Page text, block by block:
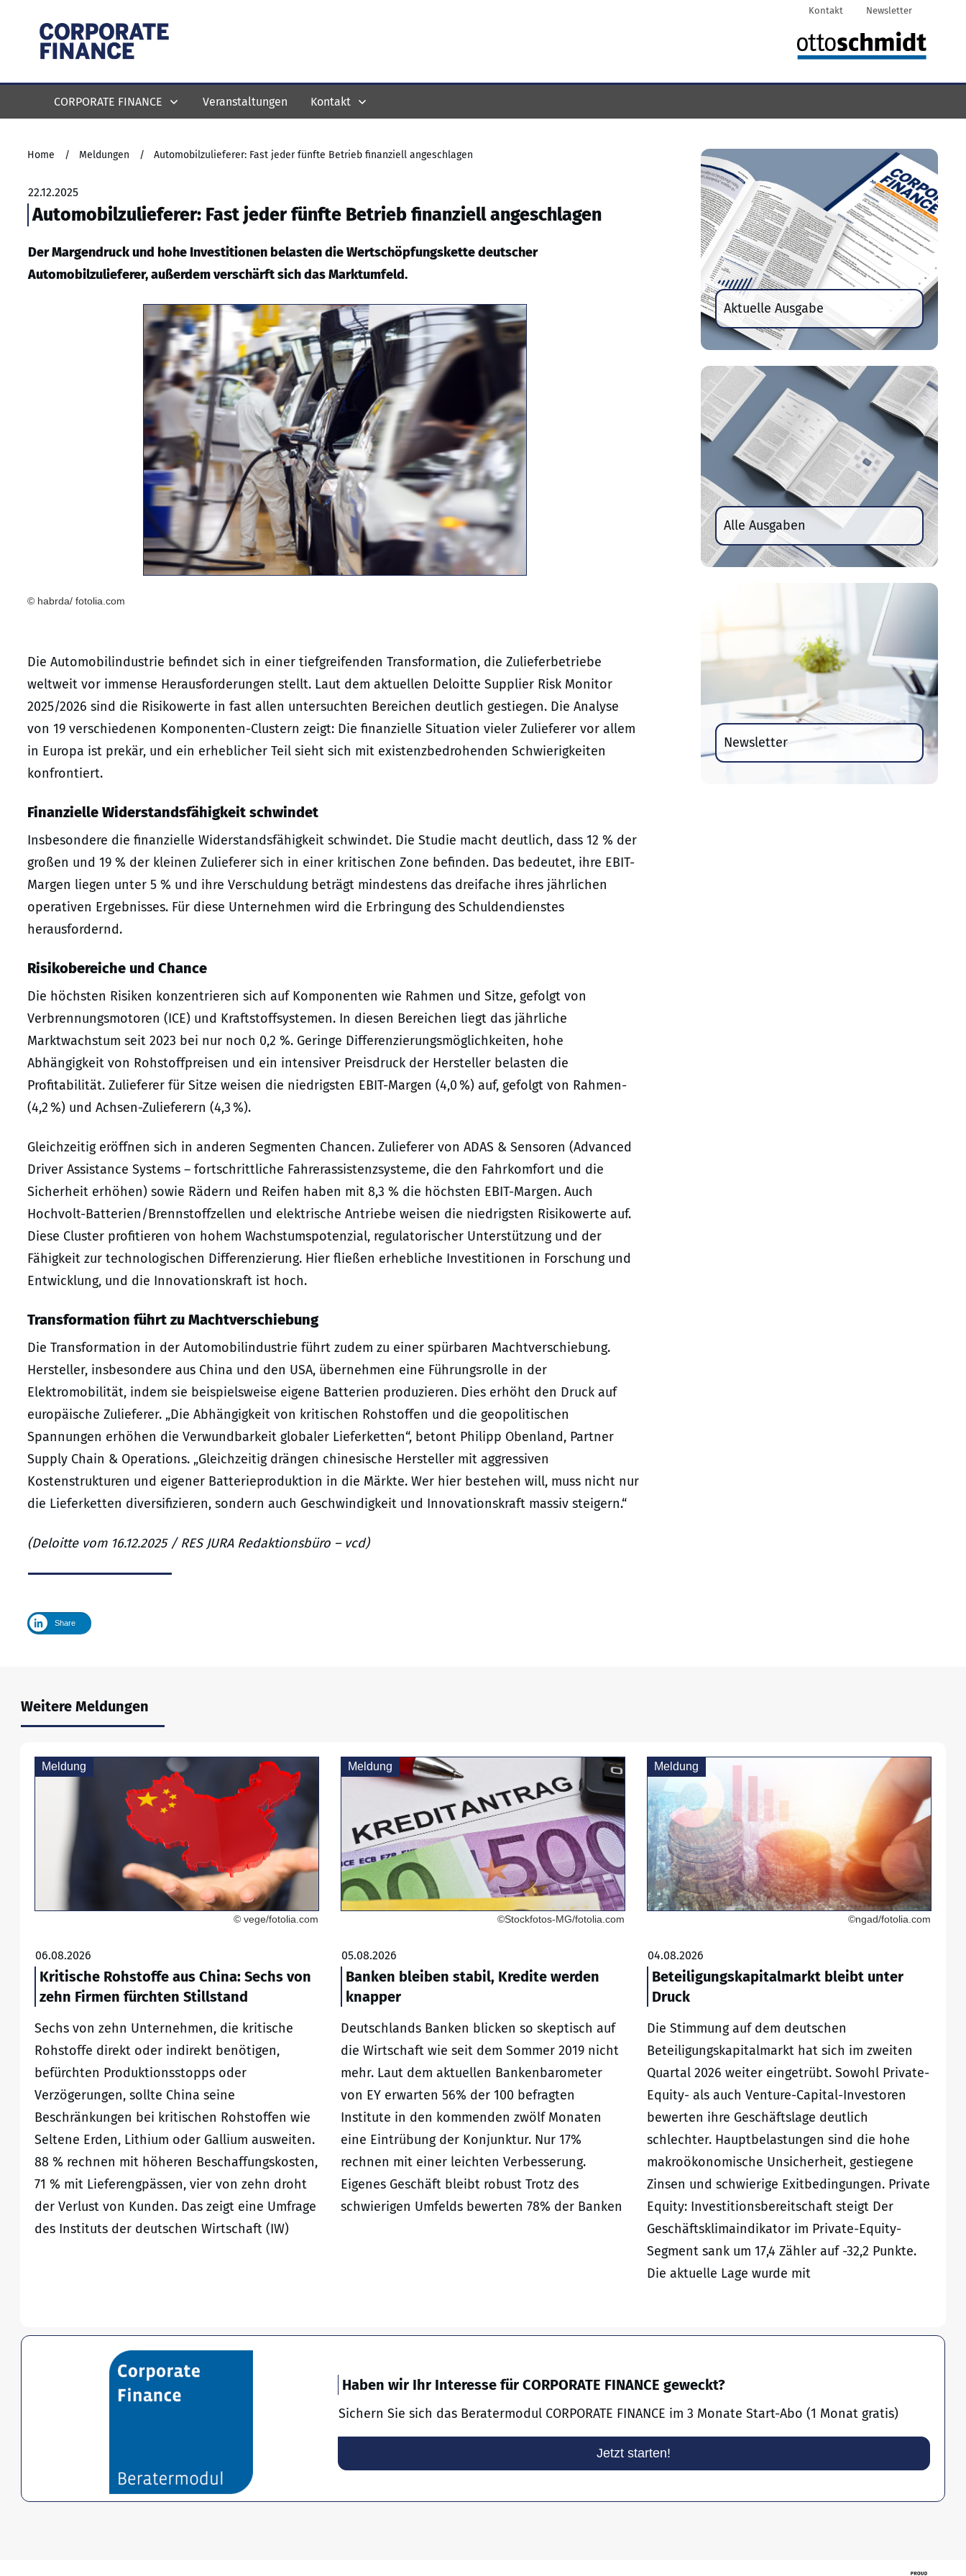
Kontakt Newsletter
CORPORATE FINANCE Veranstaltungen Kontakt
Home / Meldungen / Automobilzulieferer: Fast jeder fünfte Betrieb finanziell angeschlagen
22.12.2025
Automobilzulieferer: Fast jeder fünfte Betrieb finanziell angeschlagen
Der Margendruck und hohe Investitionen belasten die Wertschöpfungskette deutscher
Automobilzulieferer, außerdem verschärft sich das Marktumfeld.
© habrda/ fotolia.com
Die Automobilindustrie befindet sich in einer tiefgreifenden Transformation, die Zulieferbetriebe
weltweit vor immense Herausforderungen stellt. Laut dem aktuellen Deloitte Supplier Risk Monitor
2025/2026 sind die Risikowerte in fast allen untersuchten Bereichen deutlich gestiegen. Die Analyse
von 19 verschiedenen Komponenten-Clustern zeigt: Die finanzielle Situation vieler Zulieferer vor allem
in Europa ist prekär, und ein erheblicher Teil sieht sich mit existenzbedrohenden Schwierigkeiten
konfrontiert.
Finanzielle Widerstandsfähigkeit schwindet
Insbesondere die finanzielle Widerstandsfähigkeit schwindet. Die Studie macht deutlich, dass 12 % der
großen und 19 % der kleinen Zulieferer sich in einer kritischen Zone befinden. Das bedeutet, ihre EBIT-
Margen liegen unter 5 % und ihre Verschuldung beträgt mindestens das dreifache ihres jährlichen
operativen Ergebnisses. Für diese Unternehmen wird die Erbringung des Schuldendienstes
herausfordernd.
Risikobereiche und Chance
Die höchsten Risiken konzentrieren sich auf Komponenten wie Rahmen und Sitze, gefolgt von
Verbrennungsmotoren (ICE) und Kraftstoffsystemen. In diesen Bereichen liegt das jährliche
Marktwachstum seit 2023 bei nur noch 0,2 %. Geringe Differenzierungsmöglichkeiten, hohe
Abhängigkeit von Rohstoffpreisen und ein intensiver Preisdruck der Hersteller belasten die
Profitabilität. Zulieferer für Sitze weisen die niedrigsten EBIT-Margen (4,0 %) auf, gefolgt von Rahmen-
(4,2 %) und Achsen-Zulieferern (4,3 %).
Gleichzeitig eröffnen sich in anderen Segmenten Chancen. Zulieferer von ADAS & Sensoren (Advanced
Driver Assistance Systems – fortschrittliche Fahrerassistenzsysteme, die den Fahrkomfort und die
Sicherheit erhöhen) sowie Rädern und Reifen haben mit 8,3 % die höchsten EBIT-Margen. Auch
Hochvolt-Batterien/Brennstoffzellen und elektrische Antriebe weisen die niedrigsten Risikowerte auf.
Diese Cluster profitieren von hohem Wachstumspotenzial, regulatorischer Unterstützung und der
Fähigkeit zur technologischen Differenzierung. Hier fließen erhebliche Investitionen in Forschung und
Entwicklung, und die Innovationskraft ist hoch.
Transformation führt zu Machtverschiebung
Die Transformation in der Automobilindustrie führt zudem zu einer spürbaren Machtverschiebung.
Hersteller, insbesondere aus China und den USA, übernehmen eine Führungsrolle in der
Elektromobilität, indem sie beispielsweise eigene Batterien produzieren. Dies erhöht den Druck auf
europäische Zulieferer. „Die Abhängigkeit von kritischen Rohstoffen und die geopolitischen
Spannungen erhöhen die Verwundbarkeit globaler Lieferketten“, betont Philipp Obenland, Partner
Supply Chain & Operations. „Gleichzeitig drängen chinesische Hersteller mit aggressiven
Kostenstrukturen und eigener Batterieproduktion in die Märkte. Wer hier bestehen will, muss nicht nur
die Lieferketten diversifizieren, sondern auch Geschwindigkeit und Innovationskraft massiv steigern.“
(Deloitte vom 16.12.2025 / RES JURA Redaktionsbüro – vcd)
Share
Aktuelle Ausgabe
Alle Ausgaben
Newsletter
Weitere Meldungen
Meldung
© vege/fotolia.com
06.08.2026
Kritische Rohstoffe aus China: Sechs von
zehn Firmen fürchten Stillstand
Sechs von zehn Unternehmen, die kritische
Rohstoffe direkt oder indirekt benötigen,
befürchten Produktionsstopps oder
Verzögerungen, sollte China seine
Beschränkungen bei kritischen Rohstoffen wie
Seltene Erden, Lithium oder Gallium ausweiten.
88 % rechnen mit höheren Beschaffungskosten,
71 % mit Lieferengpässen, vier von zehn droht
der Verlust von Kunden. Das zeigt eine Umfrage
des Instituts der deutschen Wirtschaft (IW)
Meldung
©Stockfotos-MG/fotolia.com
05.08.2026
Banken bleiben stabil, Kredite werden
knapper
Deutschlands Banken blicken so skeptisch auf
die Wirtschaft wie seit dem Sommer 2019 nicht
mehr. Laut dem aktuellen Bankenbarometer
von EY erwarten 56% der 100 befragten
Institute in den kommenden zwölf Monaten
eine Eintrübung der Konjunktur. Nur 17%
rechnen mit einer leichten Verbesserung.
Eigenes Geschäft bleibt robust Trotz des
schwierigen Umfelds bewerten 78% der Banken
Meldung
©ngad/fotolia.com
04.08.2026
Beteiligungskapitalmarkt bleibt unter
Druck
Die Stimmung auf dem deutschen
Beteiligungskapitalmarkt hat sich im zweiten
Quartal 2026 weiter eingetrübt. Sowohl Private-
Equity- als auch Venture-Capital-Investoren
bewerten ihre Geschäftslage deutlich
schlechter. Hauptbelastungen sind die hohe
makroökonomische Unsicherheit, gestiegene
Zinsen und schwierige Exitbedingungen. Private
Equity: Investitionsbereitschaft steigt Der
Geschäftsklimaindikator im Private-Equity-
Segment sank um 17,4 Zähler auf -32,2 Punkte.
Die aktuelle Lage wurde mit
Haben wir Ihr Interesse für CORPORATE FINANCE geweckt?
Sichern Sie sich das Beratermodul CORPORATE FINANCE im 3 Monate Start-Abo (1 Monat gratis)
Jetzt starten!